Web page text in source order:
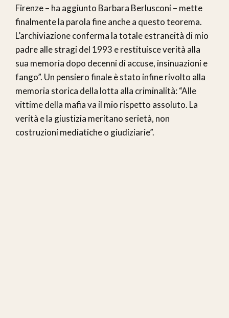
Firenze – ha aggiunto Barbara Berlusconi – mette
finalmente la parola fine anche a questo teorema.
L’archiviazione conferma la totale estraneità di mio
padre alle stragi del 1993 e restituisce verità alla
sua memoria dopo decenni di accuse, insinuazioni e
fango”. Un pensiero finale è stato infine rivolto alla
memoria storica della lotta alla criminalità: “Alle
vittime della mafia va il mio rispetto assoluto. La
verità e la giustizia meritano serietà, non
costruzioni mediatiche o giudiziarie”.